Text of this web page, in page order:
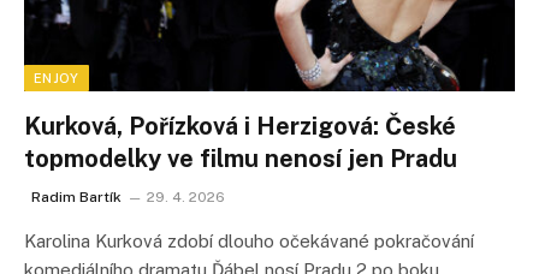
ENJOY
Kurková, Pořízková i Herzigová: České
topmodelky ve filmu nenosí jen Pradu
Radim Bartík 29. 4. 2026
Karolina Kurková zdobí dlouho očekávané pokračování
komediálního dramatu Ďábel nosí Pradu 2 po boku